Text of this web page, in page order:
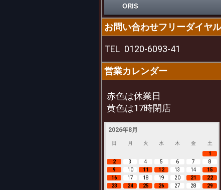
ORIS
お問い合わせフリーダイヤル
TEL 0120-6093-41
営業カレンダー
赤色は休業日
黄色は17時閉店
2026年8月
日 月 火 水 木 金
土
1
2
3 4 5 6 7
8
9
10 11 12 13 14
15
16
17 18 19 20 21
22
23
24 25 26 27 28
29